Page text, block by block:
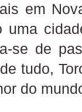
em
uma
se de
tudo,
do